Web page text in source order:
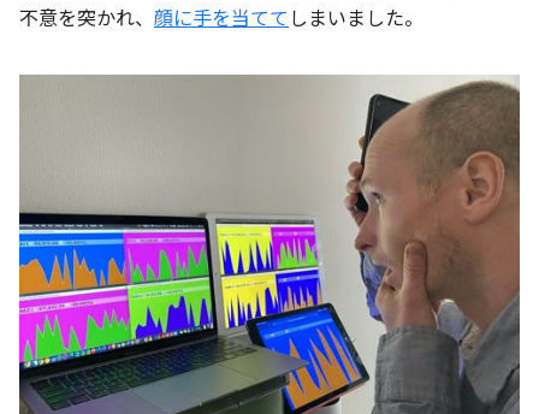
不意を突かれ、 顔に手を当てて しまいました。